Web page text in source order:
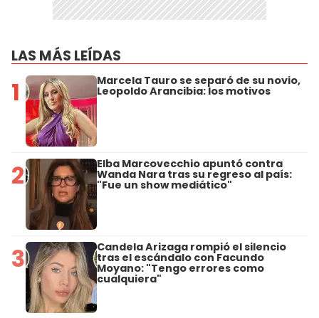
LAS MÁS LEÍDAS
1 Marcela Tauro se separó de su novio,
Leopoldo Arancibia: los motivos
2 Elba Marcovecchio apuntó contra
Wanda Nara tras su regreso al país:
"Fue un show mediático"
3 Candela Arizaga rompió el silencio
tras el escándalo con Facundo
Moyano: "Tengo errores como
cualquiera"